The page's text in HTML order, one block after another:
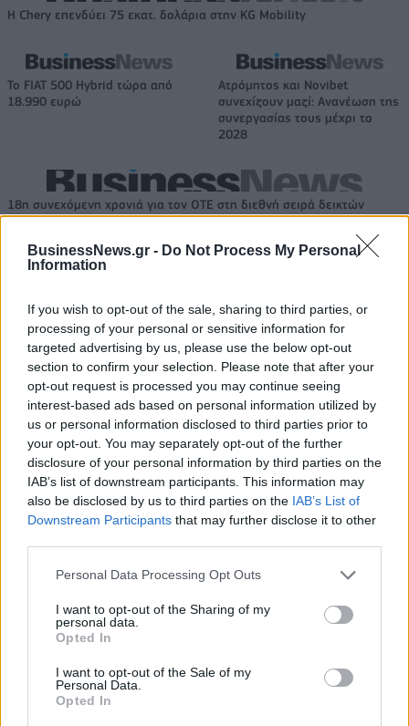
BusinessNews.gr - Do Not Process My Personal
Information
If you wish to opt-out of the sale, sharing to third parties, or
processing of your personal or sensitive information for
targeted advertising by us, please use the below opt-out
section to confirm your selection. Please note that after your
opt-out request is processed you may continue seeing
interest-based ads based on personal information utilized by
us or personal information disclosed to third parties prior to
your opt-out. You may separately opt-out of the further
disclosure of your personal information by third parties on the
IAB’s list of downstream participants. This information may
also be disclosed by us to third parties on the IAB’s List of
Downstream Participants that may further disclose it to other
Personal Data Processing Opt Outs
I want to opt-out of the Sharing of my
personal data.
Opted In
I want to opt-out of the Sale of my
Personal Data.
Opted In
Η Chery επενδύει 75 εκατ. δολάρια στην KG Mobility
Το FIAT 500 Hybrid τώρα από
18.990 ευρώ
Ατρόμητος και Novibet
συνεχίζουν μαζί: Ανανέωση της
συνεργασίας τους μέχρι το
2028
18η συνεχόμενη χρονιά για τον ΟΤΕ στη διεθνή σειρά δεικτών
FTSE4Good
πύλες του σε όλους
ΠΕΡΙΣΣΌΤΕΡΑ ΣΕ ΑΥΤΉ ΤΗΝ ΚΑΤΗΓΟΡΊΑ
ΦΣΘ: Ζήτησε από τον
για τη χορήγηση
φαρμάκων υψηλού
κόστους από τα ιδιωτικά
28/08/2024 - 11:38
καρκίνου οφείλεται σε
29/08/2024 - 10:11